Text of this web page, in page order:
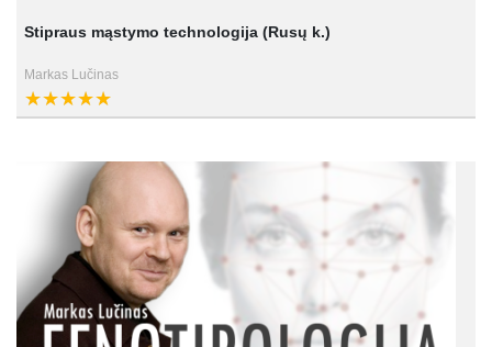
Stipraus mąstymo technologija (Rusų k.)
Markas Lučinas